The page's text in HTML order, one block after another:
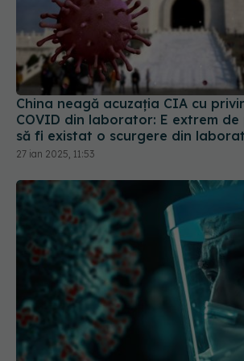
China neagă acuzația CIA cu
COVID din laborator: E extrem
să fi existat o scurgere din
27 ian 2025, 11:53
Greșeala teribilă din pandemia de
ucis zeci de mii de oameni